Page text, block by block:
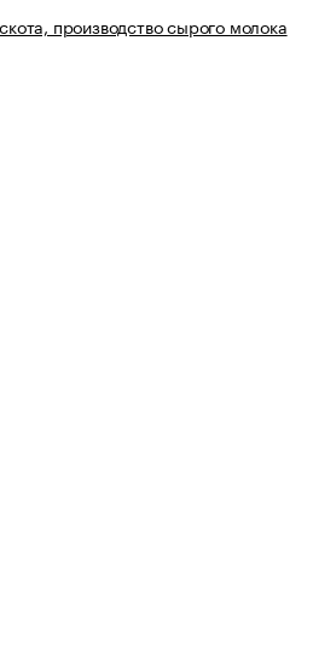
производство сырого молока